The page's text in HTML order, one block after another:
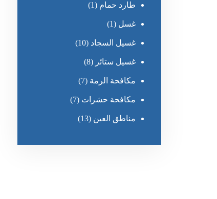
طارد حمام (1)
غسل (1)
غسيل السجاد (10)
غسيل ستائر (8)
مكافحة الرمة (7)
مكافحة حشرات (7)
مناطق العين (13)